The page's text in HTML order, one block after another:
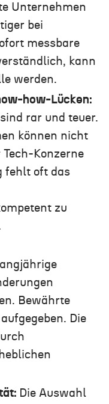
Unternehmen
bei
messbare
kann
werden.
how-Lücken:
rar und teuer.
können nicht
Konzerne
fehlt oft das
zu
Bewährte
Die
Die Auswahl